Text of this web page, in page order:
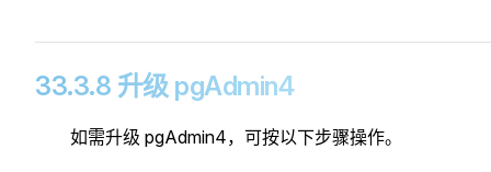
33.3.8 升级 pgAdmin4
如需升级 pgAdmin4，可按以下步骤操作。